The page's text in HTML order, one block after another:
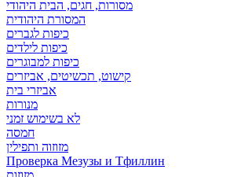
מסורות, חגים, הבית היהודי
המסורת היהודית
כיפות לגברים
כיפות לילדים
כיפות למבוגרים
קישוט, תכשיטים, אביזרים
אביזרי בית
מנורות
לא בשימוש זמני
חמסה
מזוזוה ותפילין
Проверка Мезузы и Тфиллин